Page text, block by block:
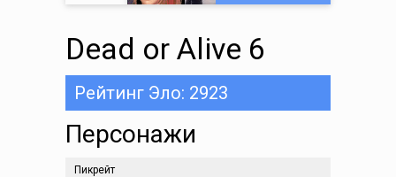
Dead or Alive 6
Рейтинг Эло: 2923
Персонажи
Пикрейт